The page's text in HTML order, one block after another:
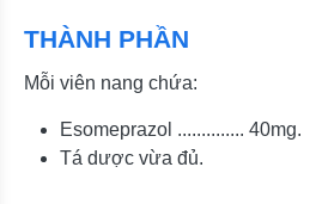
THÀNH PHẦN
Mỗi viên nang chứa:
Esomeprazol .............. 40mg.
Tá dược vừa đủ.